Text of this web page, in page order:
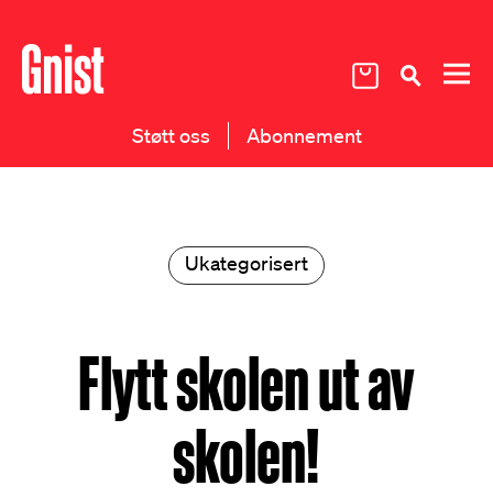
Støtt oss Abonnement
Ukategorisert
Flytt skolen ut av
skolen!